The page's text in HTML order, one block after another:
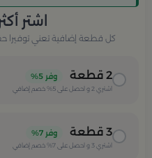
اشتر
كل قطعة إضافية تعني توفيرا
2 قطعة وفر 5%
اشتري 2 و احصل على 5% خصم إضافي
3 قطعة وفر 7%
اشتري 3 و احصل على 7% خصم إضافي